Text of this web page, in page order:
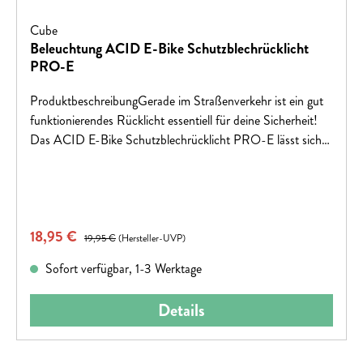
Cube
Beleuchtung ACID E-Bike Schutzblechrücklicht
PRO-E
ProduktbeschreibungGerade im Straßenverkehr ist ein gut
funktionierendes Rücklicht essentiell für deine Sicherheit!
Das ACID E-Bike Schutzblechrücklicht PRO-E lässt sich
Lichtkabel mit Stecker für Bosch Motoren.
LEDs; StVZO zugelassen; kompatibel mit ACID
Schutzblechen mit passendem Strebenadapter; 130 cm
Lichtkabel mit Stecker für Bosch Motoren;
Verkaufspreis:
18,95 € Regulärer Preis:
19,95 €(Hersteller-UVP)
Sofort verfügbar, 1-3 Werktage
Details